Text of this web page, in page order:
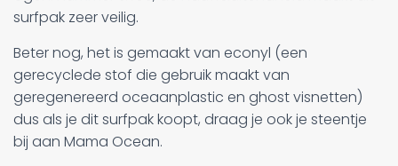
surfpak zeer veilig.
Beter nog, het is gemaakt van econyl (een
gerecyclede stof die gebruik maakt van
geregenereerd oceaanplastic en ghost visnetten)
dus als je dit surfpak koopt, draag je ook je steentje
bij aan Mama Ocean.